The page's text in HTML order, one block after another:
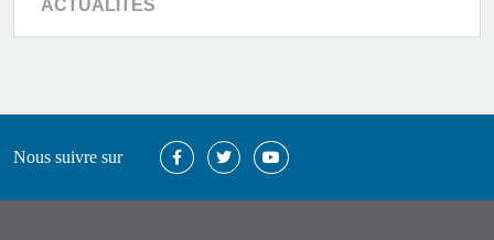
ACTUALITES
Nous suivre sur